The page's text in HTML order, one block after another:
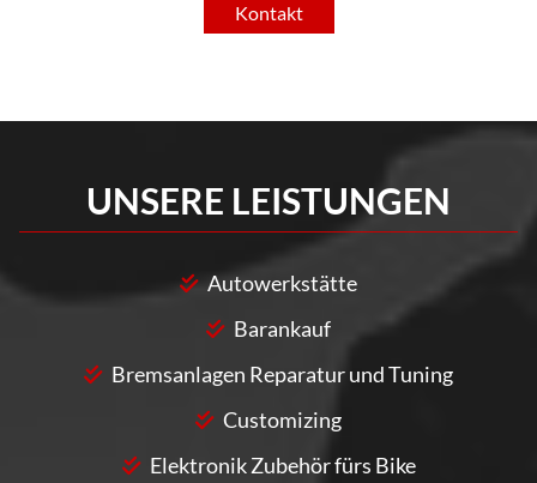
Kontakt
UNSERE LEISTUNGEN
Autowerkstätte
Barankauf
Bremsanlagen Reparatur und Tuning
Customizing
Elektronik Zubehör fürs Bike